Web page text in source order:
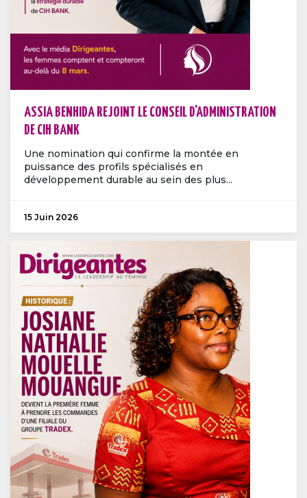
ASSIA BENHIDA REJOINT LE CONSEIL D'ADMINISTRATION
DE CIH BANK
Une nomination qui confirme la montée en
puissance des profils spécialisés en
développement durable au sein des plus...
15 Juin 2026